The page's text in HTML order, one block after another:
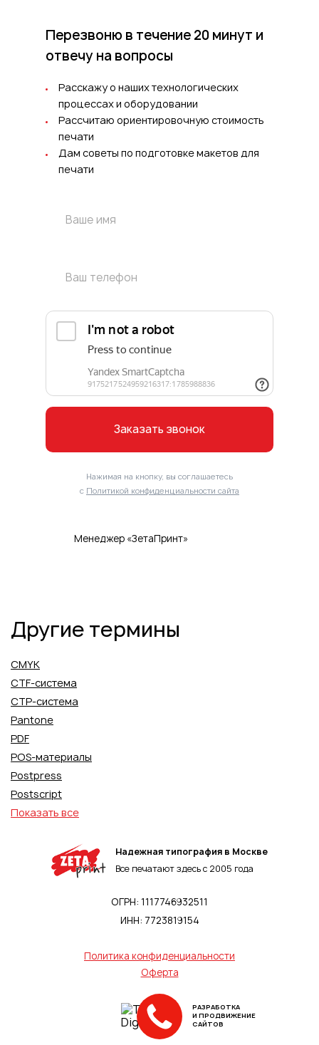
Менеджер «ЗетаПринт»
Перезвоню в течение 20 минут и
отвечу на вопросы
Расскажу о наших технологических
процессах и оборудовании
Рассчитаю ориентировочную стоимость
печати
Дам советы по подготовке макетов для
печати
Заказать звонок
Нажимая на кнопку, вы соглашаетесь
с Политикой конфиденциальности сайта
Другие термины
CMYK
CTF-система
CTP-система
Pantone
PDF
POS-материалы
Postpress
Postscript
Показать все
Надежная типография в Москве
Все печатают здесь с 2005 года
ОГРН: 1117746932511
ИНН: 7723819154
Политика конфиденциальности
Оферта
РАЗРАБОТКА
И ПРОДВИЖЕНИЕ
САЙТОВ